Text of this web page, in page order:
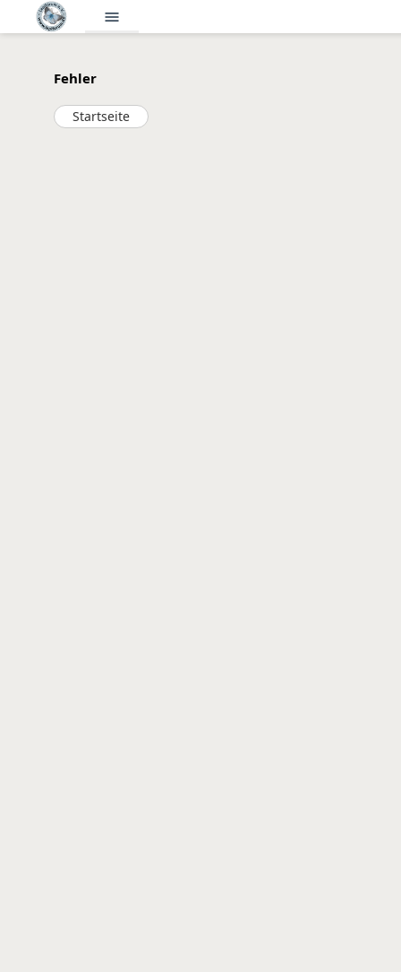
menu
Fehler
Startseite